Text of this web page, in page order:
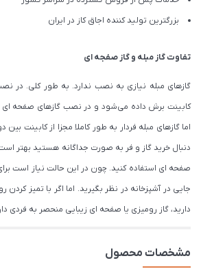
بزرگترین تولید کننده اجاق کاز در ایران
تفاوت گاز مبله و گاز صفجه ای
گازهای مبله نیازی به نصب ندارد. به طور کلی. در
کابینت برش داده می‌شود و در نصب گازهای صفحه ای
اما گازهای مبله فردار به طور کاملا مجزا از کابینت بین
دنبال خرید گاز و فر به صورت جداگانه هستید بهتر است
صفحه ای استفاده کنید. چون در این حالت نیاز است
جایی در آشپزخانه در نظر بگیرید. اما اگر با تمیز کردن
دارید، گاز رومیزی یا صفحه ای زیبایی منحصر به فردی
مشخصات محصول